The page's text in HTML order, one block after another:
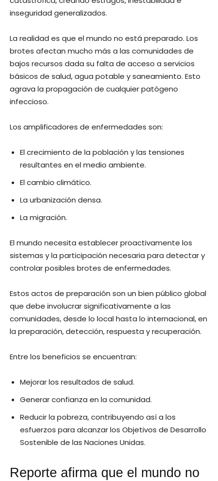
inseguridad generalizados.
La realidad es que el mundo no está preparado. Los
brotes afectan mucho más a las comunidades de
bajos recursos dada su falta de acceso a servicios
básicos de salud, agua potable y saneamiento. Esto
agrava la propagación de cualquier patógeno
infeccioso.
Los amplificadores de enfermedades son:
El crecimiento de la población y las tensiones
resultantes en el medio ambiente.
El cambio climático.
La urbanización densa.
La migración.
El mundo necesita establecer proactivamente los
sistemas y la participación necesaria para detectar y
controlar posibles brotes de enfermedades.
Estos actos de preparación son un bien público global
que debe involucrar significativamente a las
comunidades, desde lo local hasta lo internacional, en
la preparación, detección, respuesta y recuperación.
Entre los beneficios se encuentran:
Mejorar los resultados de salud.
Generar confianza en la comunidad.
Reducir la pobreza, contribuyendo así a los
esfuerzos para alcanzar los Objetivos de Desarrollo
Sostenible de las Naciones Unidas.
Reporte afirma que el mundo no